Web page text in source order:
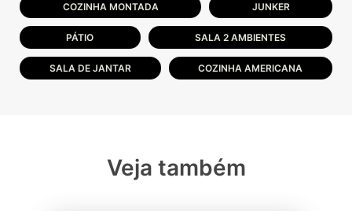
COZINHA MONTADA JUNKER
PÁTIO SALA 2 AMBIENTES
SALA DE JANTAR COZINHA AMERICANA
Veja também